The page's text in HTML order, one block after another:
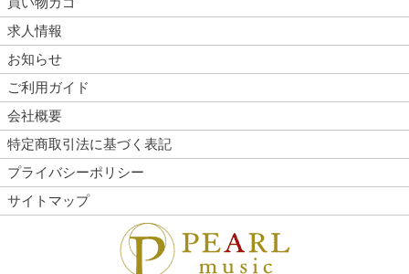
求人情報
お知らせ
ご利用ガイド
会社概要
特定商取引法に基づく表記
プライバシーポリシー
サイトマップ